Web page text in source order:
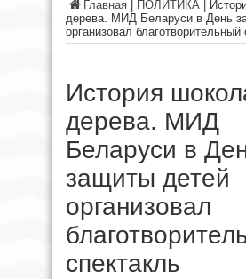
Главная ПОЛИТИКА
дерева. МИД Беларуси в День
организовал благотворительный
История
дерева. МИД
Беларуси в
защиты детей
организовал
спектакль